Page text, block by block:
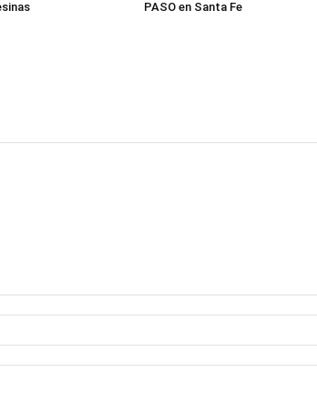
PASO en Santa Fe